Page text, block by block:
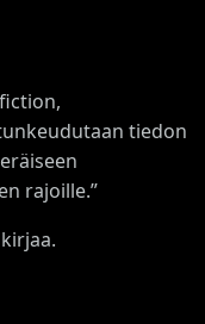
tiedon
rajoille.”